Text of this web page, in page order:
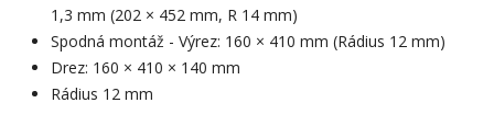
1,3 mm (202 × 452 mm, R 14 mm)
Spodná montáž - Výrez: 160 × 410 mm (Rádius 12 mm)
Drez: 160 × 410 × 140 mm
Rádius 12 mm